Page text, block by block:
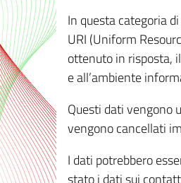
In questa categoria
URI (Uniform
ottenuto in risposta,
e all’ambiente
Questi dati vengono
vengono cancellati
I dati potrebbero
stato i dati sui